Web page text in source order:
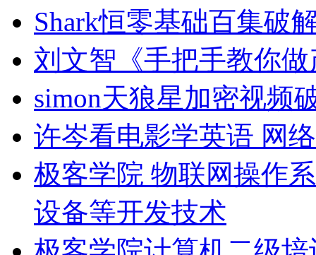
Shark恒零基础百集破
刘文智《手把手教你
simon天狼星加密视频
许岑看电影学英语 网
极客学院 物联网操作
设备等开发技术